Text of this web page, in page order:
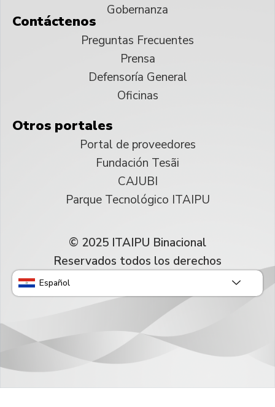
Gobernanza
Contáctenos
Preguntas Frecuentes
Prensa
Defensoría General
Oficinas
Otros portales
Portal de proveedores
Fundación Tesãi
CAJUBI
Parque Tecnológico ITAIPU
© 2025 ITAIPU Binacional
Reservados todos los derechos
Español